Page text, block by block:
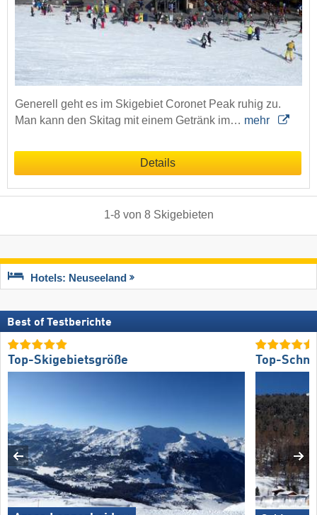
Generell geht es im Skigebiet Coronet Peak ruhig zu.
Man kann den Skitag mit einem Getränk im… mehr
Details
1-8von 8 Skigebieten
Hotels: Neuseeland
Best of Testberichte
Top-Skigebietsgröße Top-